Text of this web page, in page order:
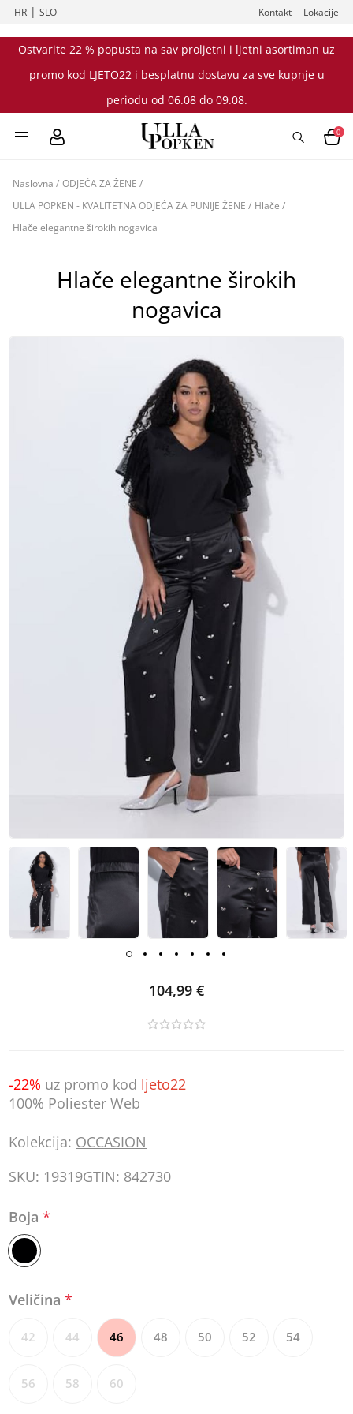
HR |SLO Kontakt Lokacije
Ostvarite 22 % popusta na sav proljetni i ljetni asortiman uz
promo kod LJETO22 i besplatnu dostavu za sve kupnje u
periodu od 06.08 do 09.08.
0
Naslovna / ODJEĆA ZA ŽENE /
ULLA POPKEN - KVALITETNA ODJEĆA ZA PUNIJE ŽENE / Hlače /
Hlače elegantne širokih nogavica
Hlače elegantne širokih
nogavica
104,99 €
-22% uz promo kod ljeto22
100% Poliester Web
Kolekcija: OCCASION
SKU: 19319GTIN: 842730
Boja*
Veličina*
42 44 46 48 50 52 54
56 58 60